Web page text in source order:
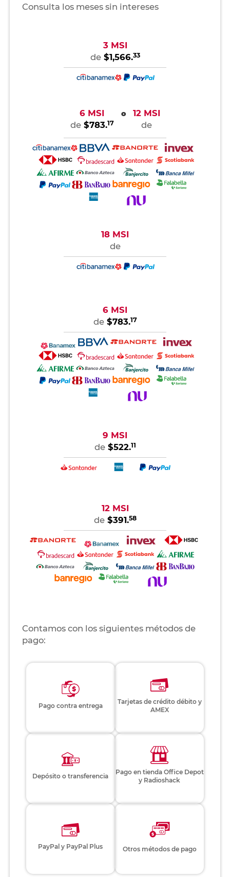
Consulta los meses sin intereses
3 MSI
de $1,566.33
6 MSI
de $783.17
o
12 MSI
de
18 MSI
de
6 MSI
de $783.17
9 MSI
de $522.11
12 MSI
de $391.58
Contamos con los siguientes métodos de
pago:
Pago contra entrega
Tarjetas de crédito débito y
AMEX
Depósito o transferencia
Pago en tienda Office Depot
y Radioshack
PayPal y PayPal Plus Otros métodos de pago